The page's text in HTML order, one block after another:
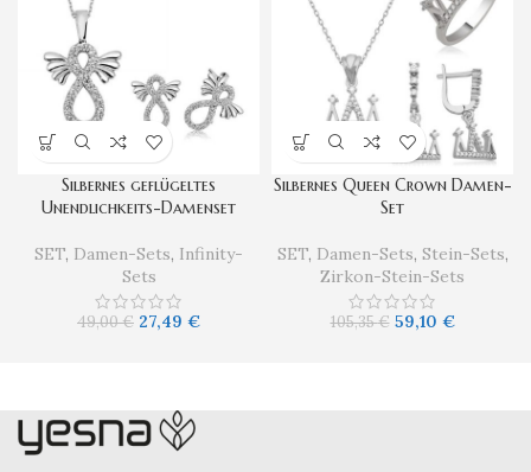
Silbernes geflügeltes
Unendlichkeits-Damenset
SET, Damen-Sets, Infinity-
Sets
49,00€ 27,49 €
Silbernes Queen Crown Damen-
Set
SET, Damen-Sets, Stein-Sets,
Zirkon-Stein-Sets
105,35€ 59,10 €